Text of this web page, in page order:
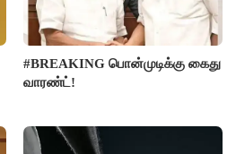
#BREAKING பொன்முடிக்கு கைது
வாரண்ட்!